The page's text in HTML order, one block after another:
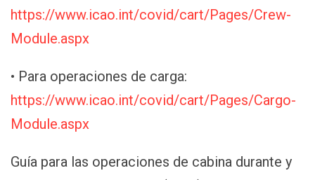
https://www.icao.int/covid/cart/Pages/Crew-
Module.aspx
• Para operaciones de carga:
https://www.icao.int/covid/cart/Pages/Cargo-
Module.aspx
Guía para las operaciones de cabina durante y